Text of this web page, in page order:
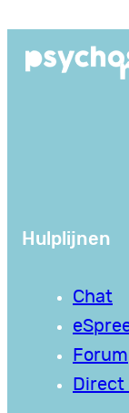
naar
Hulplijnen
Chat
Forum
Direct